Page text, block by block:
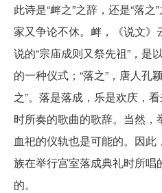
此诗是“衅之”之辞，还是“落之
家又争论不休。衅，《说文》
说的“宗庙成则又祭先祖”，是
的一种仪式；“落之”，唐人孔
之”。落是落成，乐是欢庆，
时所奏的歌曲的歌辞。当然，
血祀的仪轨也是可能的。因
族在举行宫室落成典礼时所唱
的。